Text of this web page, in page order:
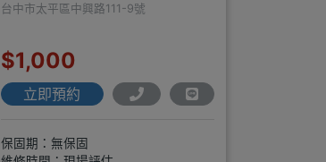
台中市太平區中興路111-9號
$1,000
立即預約
保固期：無保固